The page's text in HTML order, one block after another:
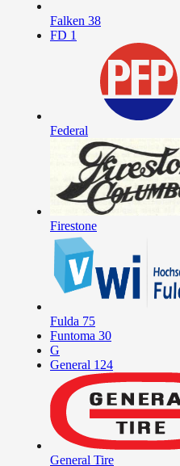
Falken 38
FD 1
Federal
Firestone
Fulda 75
Funtoma 30
G
General 124
General Tire